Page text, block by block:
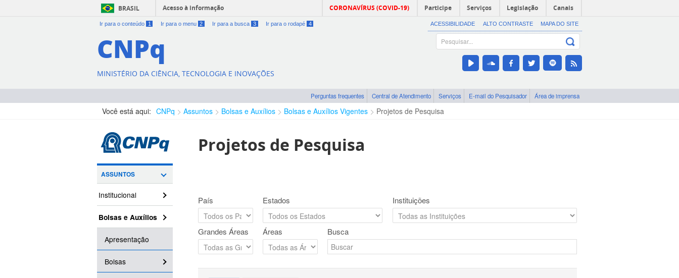
BRASIL Acesso à informação CORONAVÍRUS (COVID-19) Participe Serviços Legislação Canais
Ir para o conteúdo 1 Ir para o menu 2 Ir para a busca 3 Ir para o rodapé 4 ACESSIBILIDADE ALTO CONTRASTE MAPA DO SITE
CNPq
MINISTÉRIO DA CIÊNCIA, TECNOLOGIA E INOVAÇÕES
Perguntas frequentes Central de Atendimento Serviços E-mail do Pesquisador Área de imprensa
Você está aqui: CNPq Assuntos Bolsas e Auxílios Bolsas e Auxílios Vigentes Projetos de Pesquisa
ASSUNTOS
Institucional
Bolsas e Auxílios
Apresentação
Bolsas
Projetos de Pesquisa
País Estados Instituições
Grandes Áreas Áreas Busca